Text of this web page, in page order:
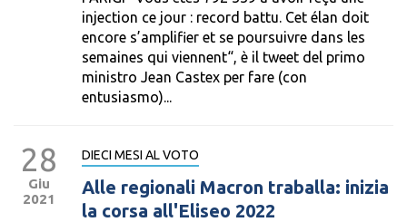
injection ce jour : record battu. Cet élan doit
encore s’amplifier et se poursuivre dans les
semaines qui viennent“, è il tweet del primo
ministro Jean Castex per fare (con
entusiasmo)...
28
Giu
2021
DIECI MESI AL VOTO
Alle regionali Macron traballa: inizia
la corsa all'Eliseo 2022